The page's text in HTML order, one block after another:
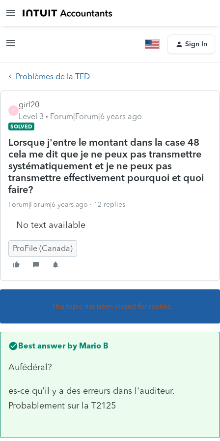
Sign In
Problèmes de la TED
G
girl20
Level 3
Forum|Forum|6 years ago
SOLVED
Lorsque j'entre le montant dans la case 48
cela me dit que je ne peux pas transmettre
systématiquement et je ne peux pas
transmettre effectivement pourquoi et quoi
faire?
Forum|Forum|6 years ago 12 replies
No text available
ProFile (Canada)
This topic has been closed for replies.
Best answer by Mario B
Aufédéral?
es-ce qu'il y a des erreurs dans l'auditeur.
Probablement sur la T2125